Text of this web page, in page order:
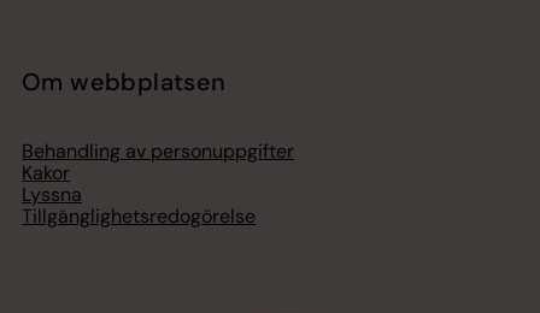
Om webbplatsen
Behandling av personuppgifter
Kakor
Lyssna
Tillgänglighetsredogörelse